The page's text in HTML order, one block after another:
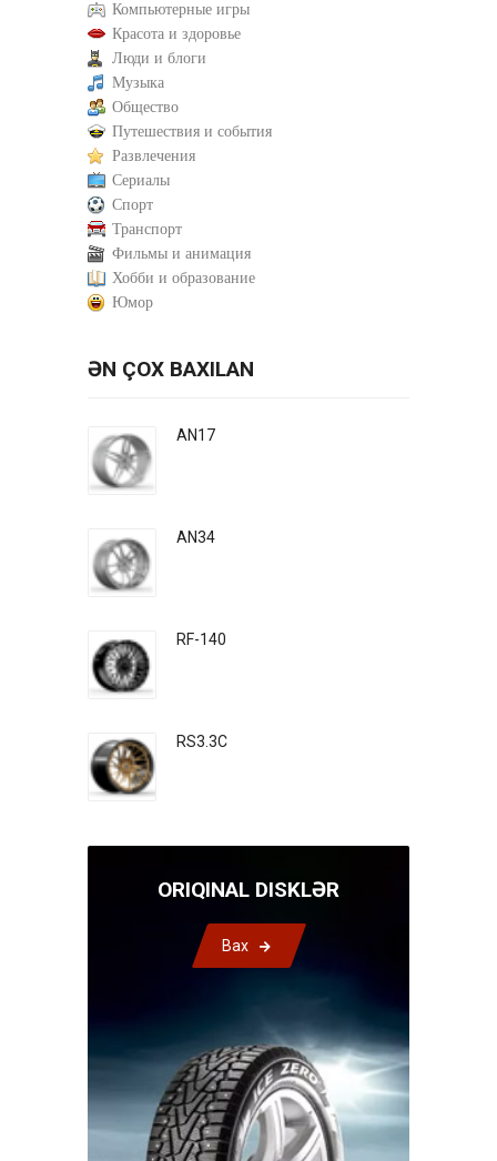
Компьютерные игры
Красота и здоровье
Люди и блоги
Музыка
Общество
Путешествия и события
Развлечения
Сериалы
Спорт
Транспорт
Фильмы и анимация
Хобби и образование
Юмор
ƏN ÇOX BAXILAN
AN17
AN34
RF-140
RS3.3C
ORIQINAL DISKLƏR
Bax